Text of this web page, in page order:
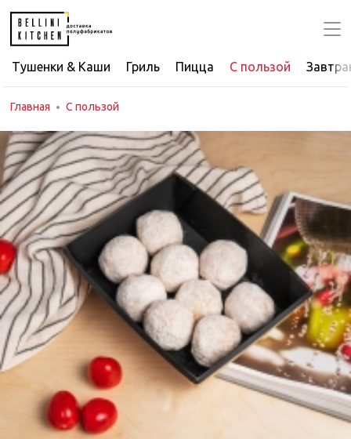
Тушенки & Каши Гриль Пицца С пользой
Главная С пользой